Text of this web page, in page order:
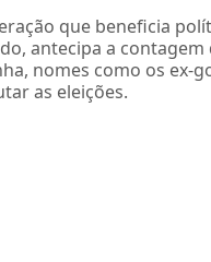
que beneficia
antecipa a
nomes como os ex-
as eleições.